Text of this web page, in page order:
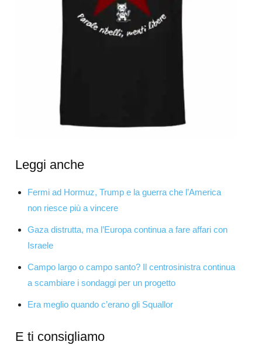
Leggi anche
Fermi ad Hormuz, Trump e la guerra che l’America
non riesce più a vincere
Gaza distrutta, ma l’Europa continua a fare affari con
Israele
Campo largo o campo santo? Il centrosinistra continua
a scambiare i sondaggi per un progetto
Era meglio quando c’erano gli Squallor
E ti consigliamo